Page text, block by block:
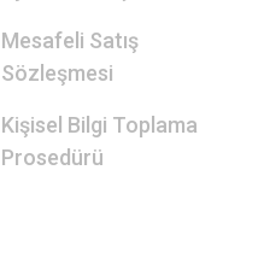
Mesafeli Satış
Sözleşmesi
Kişisel Bilgi Toplama
Prosedürü